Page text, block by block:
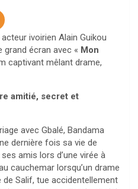
ivoirien Alain Guikou
grand écran avec « Mon
captivant mêlant drame,
amitié, secret et
avec Gbalé, Bandama
dernière fois sa vie de
amis lors d’une virée à
cauchemar lorsqu’un drame
de Salif, tue accidentellement